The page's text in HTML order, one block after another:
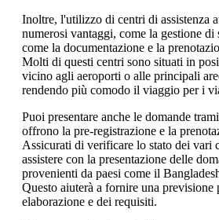
Inoltre, l'utilizzo di centri di assistenza
numerosi vantaggi, come la gestione
come la documentazione e la
Molti di questi centri sono situati in
vicino agli aeroporti o alle principali
rendendo più comodo il viaggio per i
Puoi presentare anche le domande
offrono la pre-registrazione e la
Assicurati di verificare lo stato dei vari
assistere con la presentazione delle
provenienti da paesi come il
Questo aiuterà a fornire una
elaborazione e dei requisiti.